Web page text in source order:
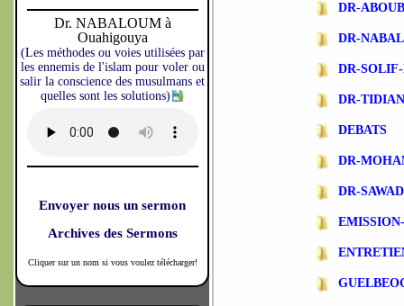
Dr. NABALOUM à
Ouahigouya
(Les méthodes ou voies utilisées par
les ennemis de l'islam pour voler ou
salir la conscience des musulmans et
quelles sont les solutions)
Envoyer nous un sermon
Archives des Sermons
Cliquer sur un nom si vous voulez télécharger!
DR-
DR-
DR-
DR-
DEBATS
DR-
DR-